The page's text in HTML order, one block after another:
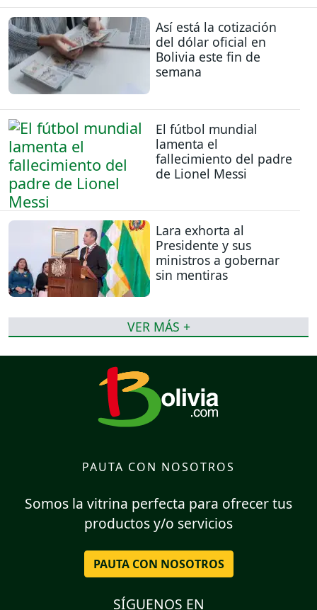
Así está la cotización
del dólar oficial en
Bolivia este fin de
semana
El fútbol mundial
lamenta el
fallecimiento del padre
de Lionel Messi
Lara exhorta al
Presidente y sus
ministros a gobernar
sin mentiras
VER MÁS +
PAUTA CON NOSOTROS
Somos la vitrina perfecta para ofrecer tus
productos y/o servicios
PAUTA CON NOSOTROS
SÍGUENOS EN